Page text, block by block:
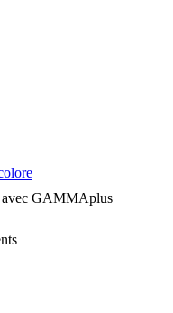
avec GAMMAplus